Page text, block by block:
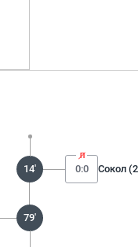
14' 0:0 Сокол
79'